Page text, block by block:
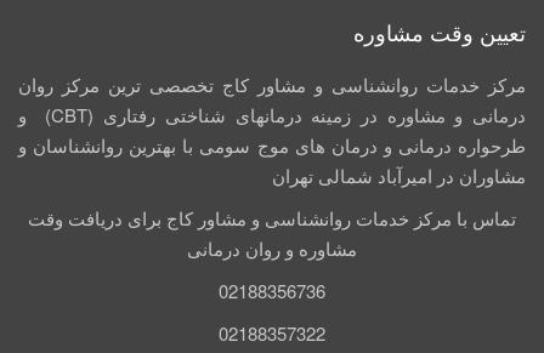
تعیین وقت مشاوره
مرکز خدمات روانشناسی و مشاور کاج تخصصی‏ ترین مرکز روان
درمانی و مشاوره در زمینه درمان‏های شناختی رفتاری (CBT) و
طرحواره درمانی و درمان های موج سومی با بهترین روانشناسان و
مشاوران در امیرآباد شمالی تهران
تماس با مرکز خدمات روانشناسی و مشاور کاج برای دریافت وقت
مشاوره و روان درمانی
02188356736
02188357322